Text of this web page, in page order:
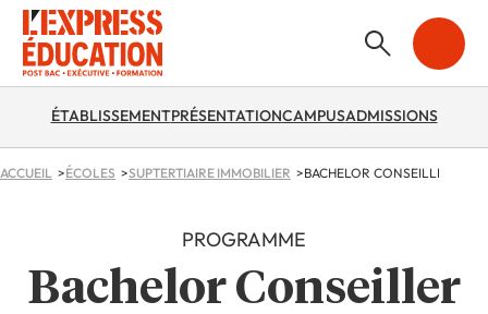
ÉTABLISSEMENTPRÉSENTATIONCAMPUSADMISSIONS
ACCUEIL ÉCOLES SUPTERTIAIRE IMMOBILIER BACHELOR CONSEILLER
PROGRAMME
Bachelor Conseiller